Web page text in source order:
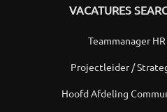
VACATURES
Teammanager
Projectleider /
Hoofd Afdeling